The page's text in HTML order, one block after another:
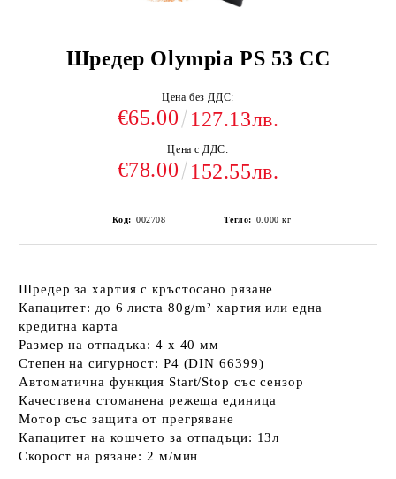
Шредер Olympia PS 53 CC
Цена без ДДС:
€65.00 127.13лв.
Цена с ДДС:
€78.00 152.55лв.
Код: 002708 Тегло: 0.000 кг
Шредер за хартия с кръстосано рязане
Капацитет: до 6 листа 80g/m² хартия или една
кредитна карта
Размер на отпадъка: 4 х 40 мм
Степен на сигурност: P4 (DIN 66399)
Автоматична функция Start/Stop със сензор
Качествена стоманена режеща единица
Мотор със защита от прегряване
Капацитет на кошчето за отпадъци: 13л
Скорост на рязане: 2 м/мин